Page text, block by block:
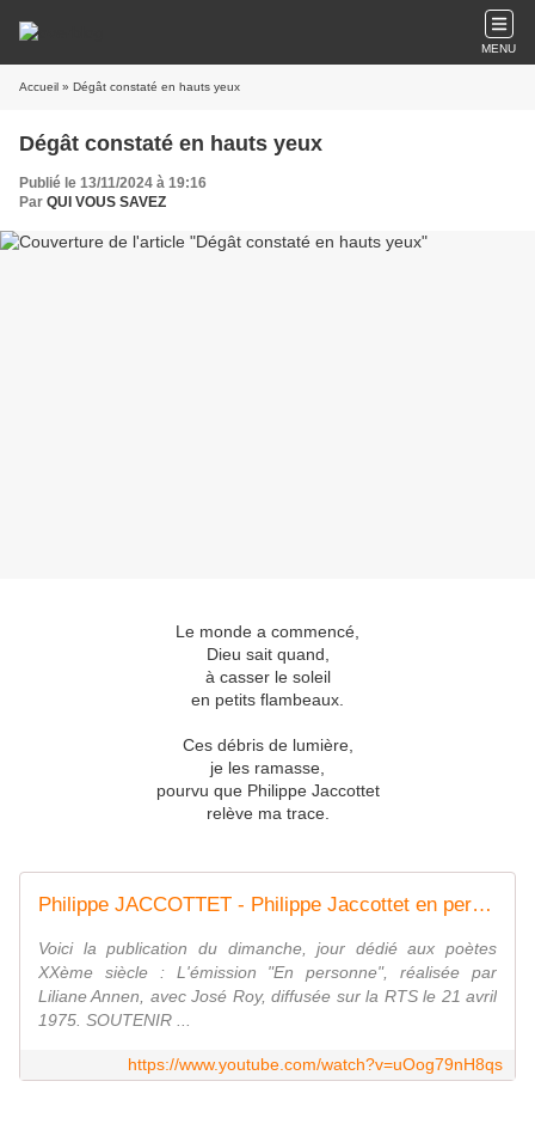
MENU
Accueil » Dégât constaté en hauts yeux
Dégât constaté en hauts yeux
Publié le 13/11/2024 à 19:16
Par QUI VOUS SAVEZ
Le monde a commencé,
Dieu sait quand,
à casser le soleil
en petits flambeaux.
Ces débris de lumière,
je les ramasse,
pourvu que Philippe Jaccottet
relève ma trace.
Philippe JACCOTTET - Philippe Jaccottet en personne (DOCUMENTAIRE, 1975)
Voici la publication du dimanche, jour dédié aux poètes
XXème siècle : L'émission "En personne", réalisée par
Liliane Annen, avec José Roy, diffusée sur la RTS le 21 avril
1975. SOUTENIR ...
https://www.youtube.com/watch?v=uOog79nH8qs